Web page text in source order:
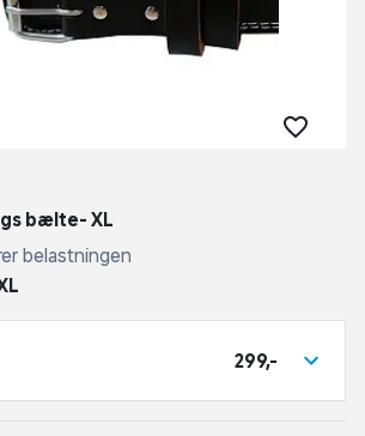
bælte- XL
belastningen
299,-